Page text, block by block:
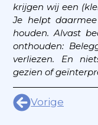
krijgen wij een
Je helpt
houden. Alvast
onthouden:
verliezen. En
gezien of
Vorige